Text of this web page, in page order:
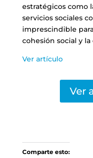
estratégicos como
servicios sociales
imprescindible
cohesión social y
Ver artículo
Ver
Comparte esto: